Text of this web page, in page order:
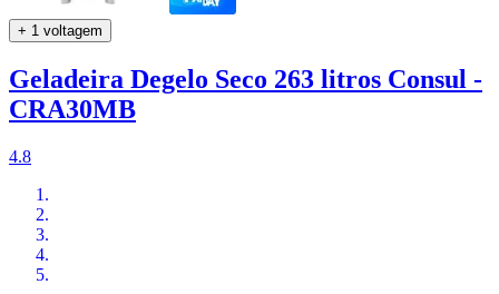
+ 1 voltagem
Geladeira Degelo Seco 263 litros Consul -
CRA30MB
4.8